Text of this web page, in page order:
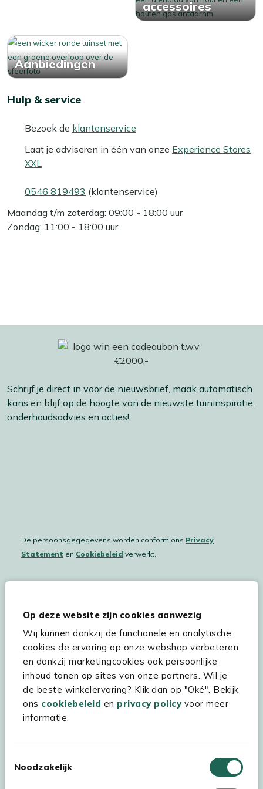
Op deze website zijn cookies aanwezig
Wij kunnen dankzij de functionele en analytische
cookies de ervaring op onze webshop verbeteren
en dankzij marketingcookies ook persoonlijke
inhoud tonen op sites van onze partners. Wil je
de beste winkelervaring? Klik dan op "Oké". Bekijk
ons cookiebeleid en privacy policyvoor meer
informatie.
Noodzakelijk
accessoires
Aanbiedingen
Hulp & service
Bezoek de klantenservice
Laat je adviseren in één van onze Experience Stores
XXL
0546 819493 (klantenservice)
Maandag t/m zaterdag: 09:00 - 18:00 uur
Zondag: 11:00 - 18:00 uur
Schrijf je direct in voor de nieuwsbrief, maak automatisch
kans en blijf op de hoogte van de nieuwste tuininspiratie,
onderhoudsadvies en acties!
De persoonsgegegevens worden conform ons Privacy
Statement en Cookiebeleid verwerkt.
Hulp & service
Assortiment
Kees Smit Tuinmeubelen
Experience Stores XXL